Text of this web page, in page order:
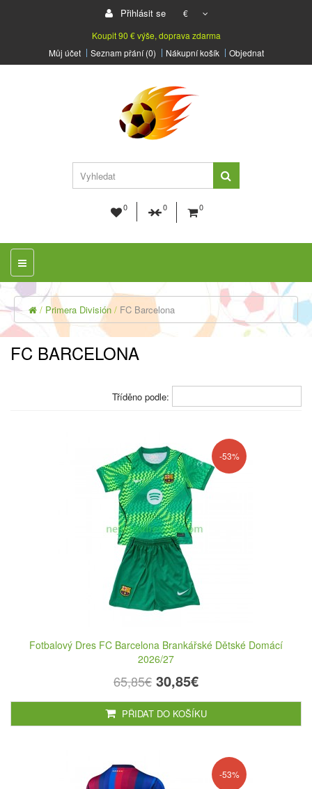
Přihlásit se
€
Koupit 90 € výše, doprava zdarma
Můj účet
Seznam přání (0) Nákupní košík Objednat
0 0 0
Primera División FC Barcelona
FC BARCELONA
Tříděno podle:
-53%
Fotbalový Dres FC Barcelona Brankářské Dětské Domácí
2026/27
65,85€ 30,85€
PŘIDAT DO KOŠÍKU
-53%